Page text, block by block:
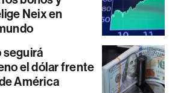
Neix en
seguirá
el dólar frente
América